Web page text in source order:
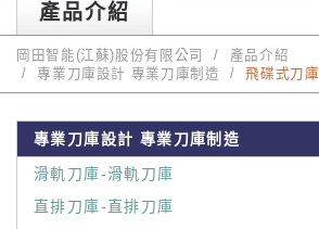
產品介紹
岡田智能(江蘇)股份有限公司
產品介紹
專業刀庫設計 專業刀庫制造
飛碟式刀庫
專業刀庫設計 專業刀庫制造
滑軌刀庫-滑軌刀庫
直排刀庫-直排刀庫